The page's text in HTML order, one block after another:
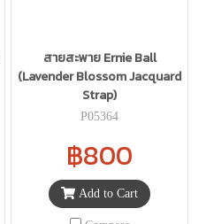
สายสะพาย Ernie Ball
(Lavender Blossom Jacquard
Strap)
P05364
฿800
Add to Cart